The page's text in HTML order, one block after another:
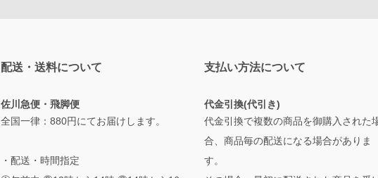
配送・送料について
佐川急便・飛脚便
全国一律：880円にてお届けします。
・配送・時間指定
支払い方法について
代金引換(代引き)
代金引換で複数の商品を御購入された
合、商品毎の配送になる場合がありま
す。